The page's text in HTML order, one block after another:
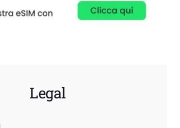
Legal